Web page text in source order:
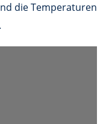
die Temperaturen